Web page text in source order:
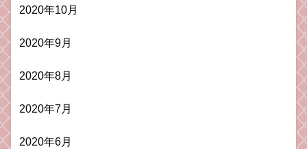
2020年10月
2020年9月
2020年8月
2020年7月
2020年6月